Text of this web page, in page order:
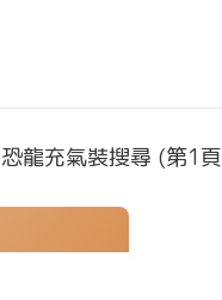
恐龍充氣裝搜尋 (第1